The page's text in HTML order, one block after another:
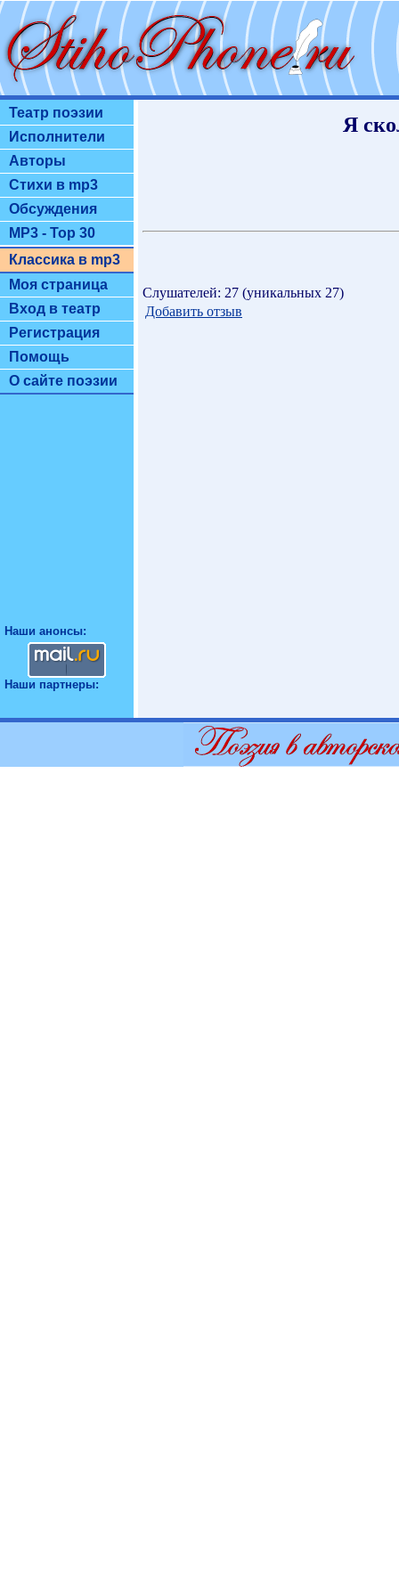
Театр поэзии
Исполнители
Авторы
Стихи в mp3
Обсуждения
MP3 - Top 30
Классика в mp3
Моя страница
Вход в театр
Регистрация
Помощь
О сайте поэзии
Наши анонсы:
Наши партнеры:
Я
Слушателей: 27 (уникальных 27)
Добавить отзыв